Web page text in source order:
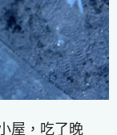
屋，吃了晚